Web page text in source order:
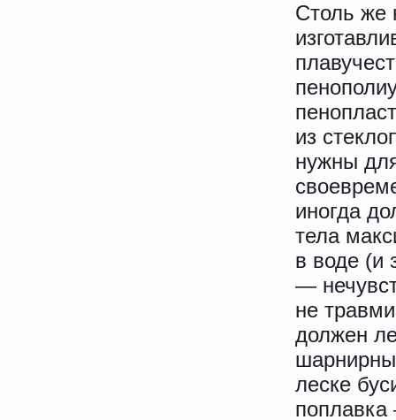
Столь же
из
нужны
иногда
тела
в воде (и
—
не
должен
леске